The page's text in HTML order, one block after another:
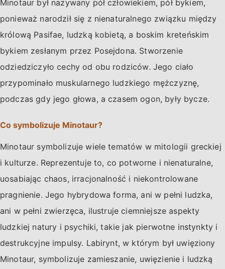
Minotaur był nazywany pół człowiekiem, pół bykiem,
ponieważ narodził się z nienaturalnego związku między
królową Pasifae, ludzką kobietą, a boskim kreteńskim
bykiem zesłanym przez Posejdona. Stworzenie
odziedziczyło cechy od obu rodziców. Jego ciało
przypominało muskularnego ludzkiego mężczyznę,
podczas gdy jego głowa, a czasem ogon, były bycze.
Co symbolizuje Minotaur?
Minotaur symbolizuje wiele tematów w mitologii greckiej
i kulturze. Reprezentuje to, co potworne i nienaturalne,
uosabiając chaos, irracjonalność i niekontrolowane
pragnienie. Jego hybrydowa forma, ani w pełni ludzka,
ani w pełni zwierzęca, ilustruje ciemniejsze aspekty
ludzkiej natury i psychiki, takie jak pierwotne instynkty i
destrukcyjne impulsy. Labirynt, w którym był uwięziony
Minotaur, symbolizuje zamieszanie, uwięzienie i ludzką